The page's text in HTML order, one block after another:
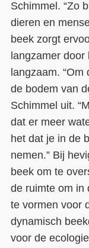
Schimmel. “Zo
dieren en
beek zorgt
langzamer
langzaam.
de bodem van
Schimmel uit.
dat er meer
het dat je in de
nemen.” Bij
beek om te
de ruimte om in
te vormen voor
dynamisch
voor de